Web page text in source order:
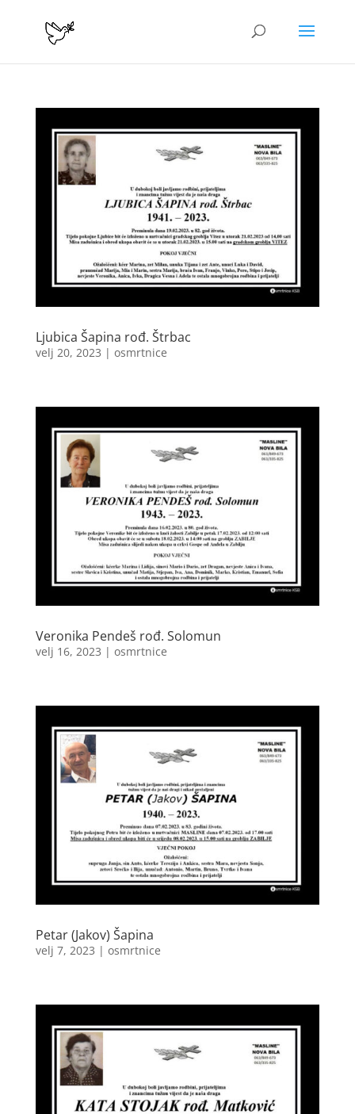
Ljubica Šapina rođ. Štrbac
velj 20, 2023 | osmrtnice
Veronika Pendeš rođ. Solomun
velj 16, 2023 | osmrtnice
Petar (Jakov) Šapina
velj 7, 2023 | osmrtnice